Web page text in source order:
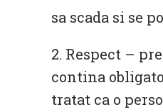
sa scada si se
2. Respect –
contina
tratat ca o